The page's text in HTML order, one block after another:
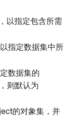
以指定包含所需
指定数据集中所
数据集的
则默认为
的对象集，并